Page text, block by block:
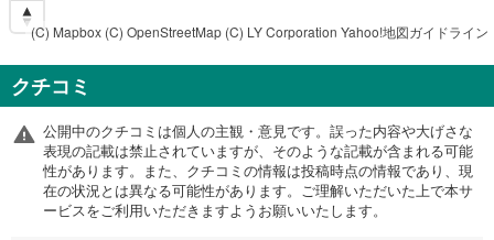
(C) Mapbox (C) OpenStreetMap (C) LY Corporation Yahoo!地図ガイドライン
クチコミ
公開中のクチコミは個人の主観・意見です。誤った内容や大げさな
表現の記載は禁止されていますが、そのような記載が含まれる可能
性があります。また、クチコミの情報は投稿時点の情報であり、現
在の状況とは異なる可能性があります。ご理解いただいた上で本サ
ービスをご利用いただきますようお願いいたします。